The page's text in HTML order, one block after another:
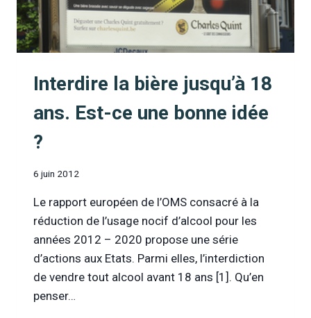
Interdire la bière jusqu’à 18
ans. Est-ce une bonne idée
?
6 juin 2012
Le rapport européen de l’OMS consacré à la
réduction de l’usage nocif d’alcool pour les
années 2012 – 2020 propose une série
d’actions aux Etats. Parmi elles, l’interdiction
de vendre tout alcool avant 18 ans [1]. Qu’en
penser…